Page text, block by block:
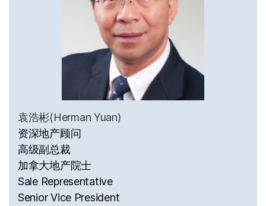
袁浩彬(Herman Yuan)
资深地产顾问
高级副总裁
加拿大地产院士
Sale Representative
Senior Vice President